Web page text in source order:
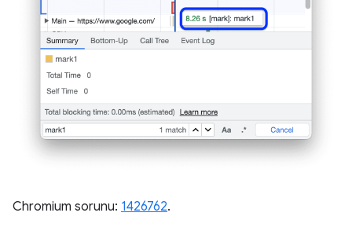
Chromium sorunu: 1426762.